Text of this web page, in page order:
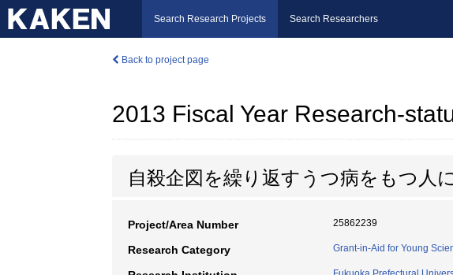
Search Research Projects Search Researchers
Back to project page
2013 Fiscal Year Research-
自殺企図を繰り返すうつ病をもつ人
Project/Area Number 25862239
Research Category Grant-in-Aid for Young